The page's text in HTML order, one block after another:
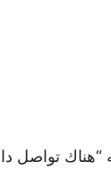
“هناك تواصل